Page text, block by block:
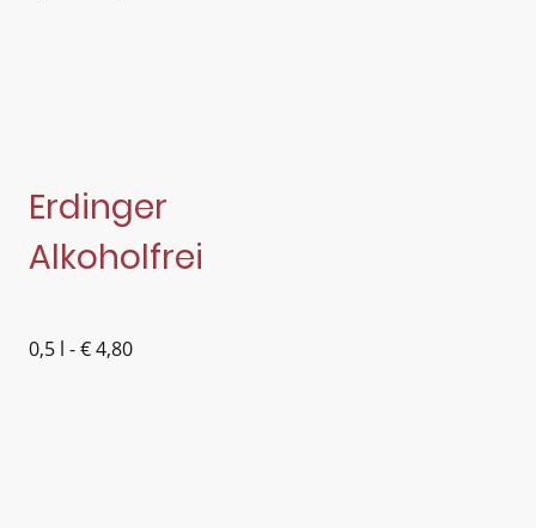
Erdinger
Alkoholfrei
0,5 l - € 4,80